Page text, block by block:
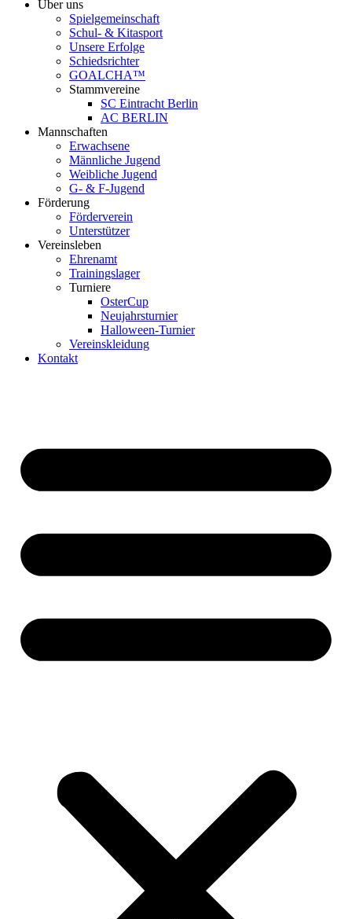
Über uns
Spielgemeinschaft
Schul- & Kitasport
Unsere Erfolge
Schiedsrichter
GOALCHA™
Stammvereine
SC Eintracht Berlin
AC BERLIN
Mannschaften
Erwachsene
Männliche Jugend
Weibliche Jugend
G- & F‑Jugend
Förderung
Förderverein
Unterstützer
Vereinsleben
Ehrenamt
Trainingslager
Turniere
OsterCup
Neujahrsturnier
Halloween-Turnier
Vereinskleidung
Kontakt